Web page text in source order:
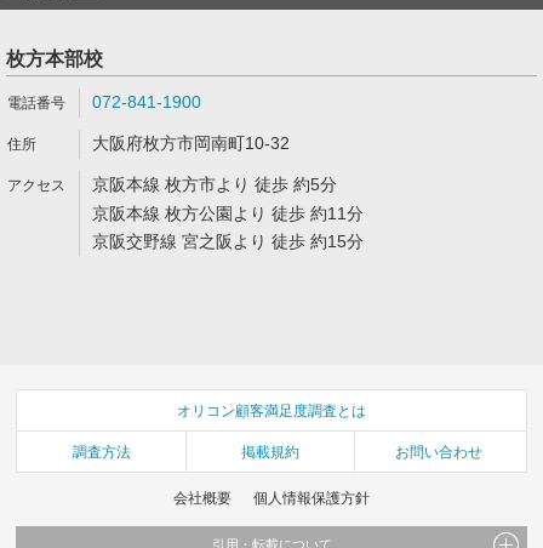
枚方本部校
072-841-1900
大阪府枚方市岡南町10-32
京阪本線 枚方市より 徒歩 約5分
京阪本線 枚方公園より 徒歩 約11分
京阪交野線 宮之阪より 徒歩 約15分
オリコン顧客満足度調査とは
調査方法 掲載規約 お問い合わせ
会社概要 個人情報保護方針
引用・転載について